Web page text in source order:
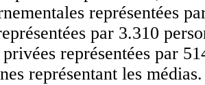
représentées
par 3.310
représentées par
représentant les médias.